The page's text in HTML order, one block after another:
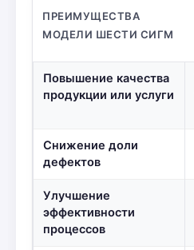
ПРЕИМУЩЕСТВА
МОДЕЛИ ШЕСТИ СИГМ
Повышение качества
продукции или услуги
Снижение доли
дефектов
Улучшение
эффективности
процессов